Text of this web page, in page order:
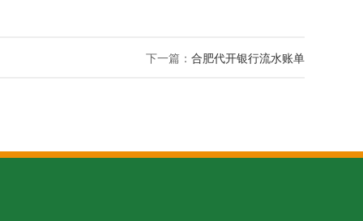
下一篇： 合肥代开银行流水账单